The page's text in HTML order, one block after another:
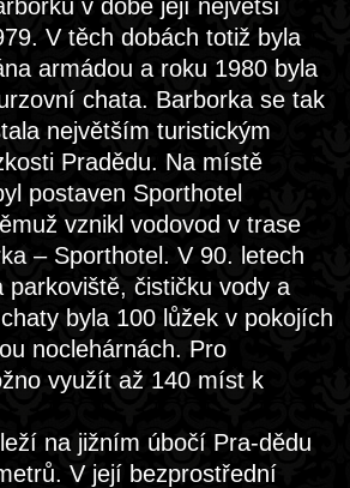
v době její největší
V těch dobách totiž byla
armádou a roku 1980 byla
chata. Barborka se tak
největším turistickým
Pradědu. Na místě
postaven Sporthotel
vznikl vodovod v trase
– Sporthotel. V 90. letech
parkoviště, čističku vody a
byla 100 lůžek v pokojích
noclehárnách. Pro
využít až 140 míst k
na jižním úbočí Pra-dědu
V její bezprostřední